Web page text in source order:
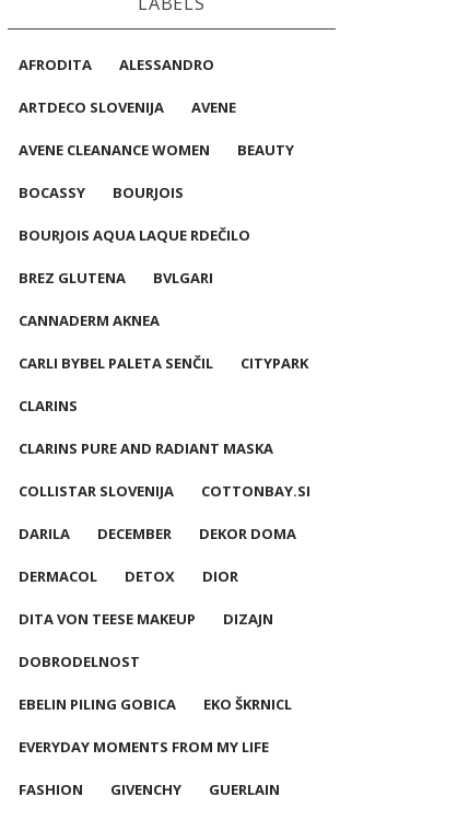
AFRODITA ALESSANDRO
ARTDECO SLOVENIJA AVENE
AVENE CLEANANCE WOMEN BEAUTY
BOCASSY BOURJOIS
BOURJOIS AQUA LAQUE RDEČILO
BREZ GLUTENA BVLGARI
CANNADERM AKNEA
CARLI BYBEL PALETA SENČIL CITYPARK
CLARINS
CLARINS PURE AND RADIANT MASKA
COLLISTAR SLOVENIJA COTTONBAY.SI
DARILA DECEMBER DEKOR DOMA
DERMACOL DETOX DIOR
DITA VON TEESE MAKEUP DIZAJN
DOBRODELNOST
EBELIN PILING GOBICA EKO ŠKRNICL
EVERYDAY MOMENTS FROM MY LIFE
FASHION GIVENCHY GUERLAIN